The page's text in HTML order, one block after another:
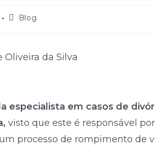
Blog
Oliveira da Silva
especialista em casos de
visto que este é responsável por
processo de rompimento de